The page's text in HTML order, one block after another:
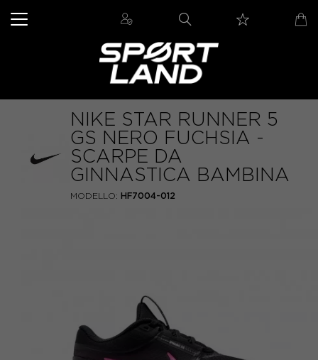
NIKE STAR RUNNER 5
GS NERO FUCHSIA -
SCARPE DA
GINNASTICA BAMBINA
MODELLO: HF7004-012